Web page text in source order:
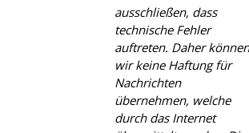
ausschließen, dass
technische Fehler
auftreten. Daher können
wir keine Haftung für
Nachrichten
übernehmen, welche
durch das Internet